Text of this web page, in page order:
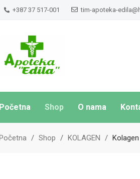
+387 37 517-001 tim-apoteka-
Početna Shop O nama
Shop KOLAGEN Kolagen